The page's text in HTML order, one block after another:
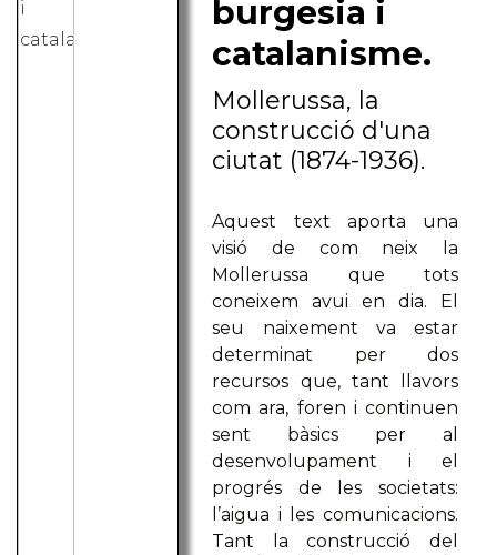
burgesia i
catalanisme.
Mollerussa, la
construcció d'una
ciutat (1874-1936).
Aquest text aporta una
visió de com neix la
Mollerussa que tots
coneixem avui en dia. El
seu naixement va estar
determinat per dos
recursos que, tant llavors
com ara, foren i continuen
sent bàsics per al
desenvolupament i el
progrés de les societats:
l’aigua i les comunicacions.
Tant la construcció del